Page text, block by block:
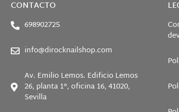
CONTACTO
698902725
info@dirocknailshop.com
Av. Emilio Lemos. Edificio Lemos
26, planta 1°, oficina 16, 41020,
Sevilla